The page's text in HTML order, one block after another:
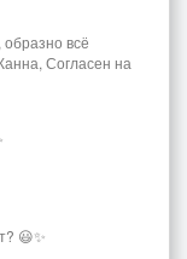
всё
Согласен на
😃✨